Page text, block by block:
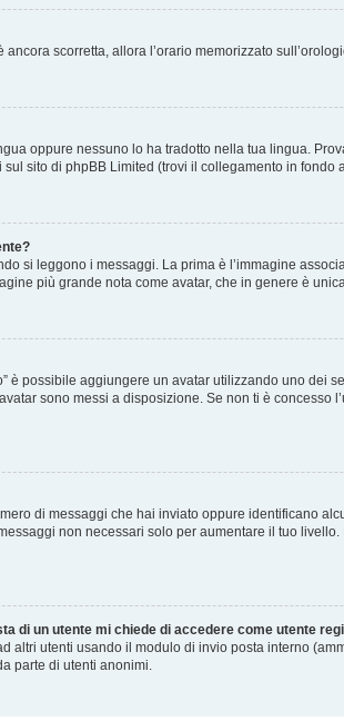
scorretta, allora l’orario memorizzato
oppure nessuno lo ha tradotto nella tua lingua.
sito di phpBB Limited (trovi il collegamento in fondo
si leggono i messaggi. La prima è l’immagine
più grande nota come avatar, che in genere è
è possibile aggiungere un avatar utilizzando uno dei
sono messi a disposizione. Se non ti è concesso
di messaggi che hai inviato oppure identificano
non necessari solo per aumentare il tuo
di un utente mi chiede di accedere come utente
altri utenti usando il modulo di invio posta interno
parte di utenti anonimi.